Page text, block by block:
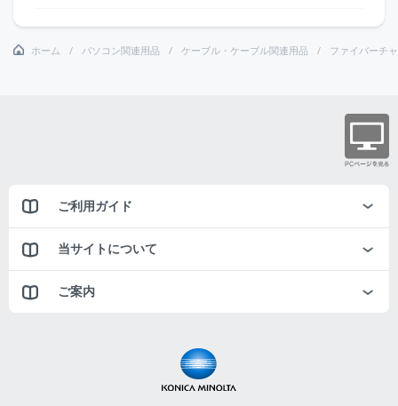
ホーム パソコン関連用品 ケーブル・ケーブル関連用品 ファイバーチ
ご利用ガイド
当サイトについて
ご案内